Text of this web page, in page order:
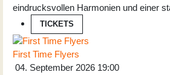
eindrucksvollen Harmonien und einer
TICKETS
First Time Flyers
04. September 2026 19:00